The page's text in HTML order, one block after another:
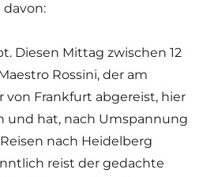
Diesen Mittag zwischen 12
Rossini, der am
von Frankfurt abgereist, hier
und hat, nach Umspannung
nach Heidelberg
reist der gedachte